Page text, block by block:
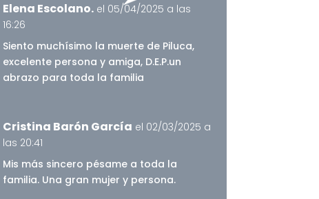
Elena Escolano. el 05/04/2025 a las
16:26
Siento muchísimo la muerte de Piluca,
excelente persona y amiga, D.E.P.un
abrazo para toda la familia
Cristina Barón García el 02/03/2025 a
las 20:41
Mis más sincero pésame a toda la
familia. Una gran mujer y persona.